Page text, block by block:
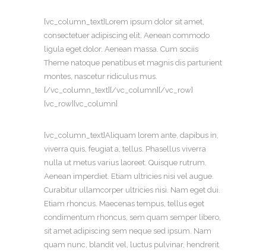
[vc_column_text]Lorem ipsum dolor sit amet,
consectetuer adipiscing elit. Aenean commodo
ligula eget dolor. Aenean massa. Cum sociis
Theme natoque penatibus et magnis dis parturient
montes, nascetur ridiculus mus.
[/vc_column_text][/vc_column][/vc_row]
[vc_row][vc_column]
[vc_column_text]Aliquam lorem ante, dapibus in,
viverra quis, feugiat a, tellus. Phasellus viverra
nulla ut metus varius laoreet. Quisque rutrum.
Aenean imperdiet. Etiam ultricies nisi vel augue.
Curabitur ullamcorper ultricies nisi. Nam eget dui.
Etiam rhoncus. Maecenas tempus, tellus eget
condimentum rhoncus, sem quam semper libero,
sit amet adipiscing sem neque sed ipsum. Nam
quam nunc, blandit vel, luctus pulvinar, hendrerit